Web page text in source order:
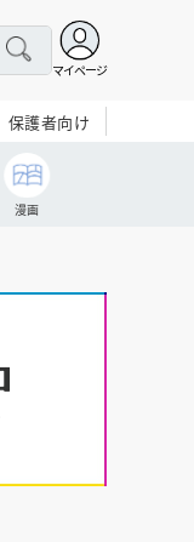
マイページ
保護者向け
漫画